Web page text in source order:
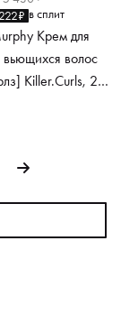
в сплит
Крем для
вьющихся волос
Killer.Curls, 200